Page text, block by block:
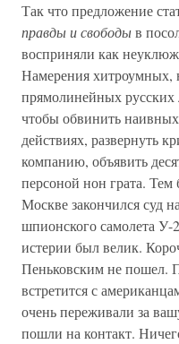
Так что предложение
правды и свободыв
восприняли как
Намерения хитроумных,
прямолинейных русских
чтобы обвинить
действиях, развернуть
компанию, объявить
персоной нон грата. Тем
Москве закончился суд
шпионского самолета У-
истерии был велик.
Пеньковским не пошел.
встретится с
очень переживали за
пошли на контакт.